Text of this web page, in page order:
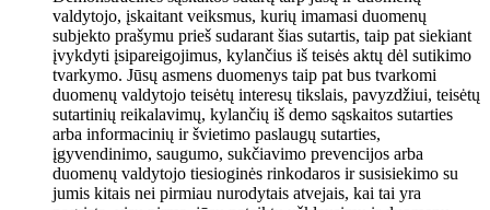
valdytojo, įskaitant veiksmus, kurių imamasi duomenų
subjekto prašymu prieš sudarant šias sutartis, taip pat siekiant
įvykdyti įsipareigojimus, kylančius iš teisės aktų dėl sutikimo
tvarkymo. Jūsų asmens duomenys taip pat bus tvarkomi
duomenų valdytojo teisėtų interesų tikslais, pavyzdžiui, teisėtų
sutartinių reikalavimų, kylančių iš demo sąskaitos sutarties
arba informacinių ir švietimo paslaugų sutarties,
įgyvendinimo, saugumo, sukčiavimo prevencijos arba
duomenų valdytojo tiesioginės rinkodaros ir susisiekimo su
jumis kitais nei pirmiau nurodytais atvejais, kai tai yra